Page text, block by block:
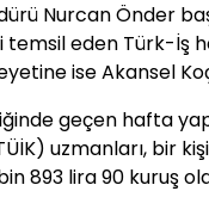
Nurcan Önder
temsil eden Türk-İş
ise Akansel
geçen hafta
uzmanları, bir
893 lira 90 kuruş